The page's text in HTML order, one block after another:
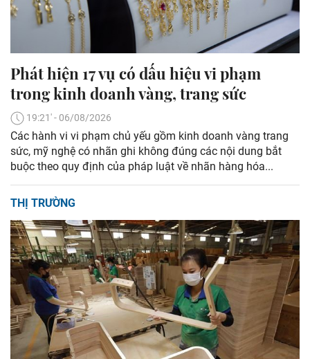
Phát hiện 17 vụ có dấu hiệu vi phạm
trong kinh doanh vàng, trang sức
19:21' - 06/08/2026
Các hành vi vi phạm chủ yếu gồm kinh doanh vàng trang
sức, mỹ nghệ có nhãn ghi không đúng các nội dung bắt
buộc theo quy định của pháp luật về nhãn hàng hóa...
THỊ TRƯỜNG